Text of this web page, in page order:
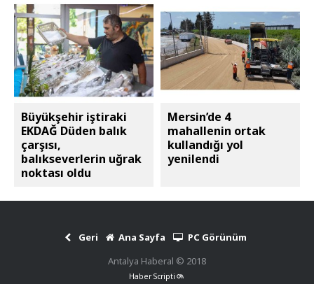
Büyükşehir iştiraki
EKDAĞ Düden balık
çarşısı,
balıkseverlerin uğrak
noktası oldu
Mersin’de 4
mahallenin ortak
kullandığı yol
yenilendi
Geri Ana Sayfa
PC Görünüm
Antalya Haberal © 2018
Haber Scripti